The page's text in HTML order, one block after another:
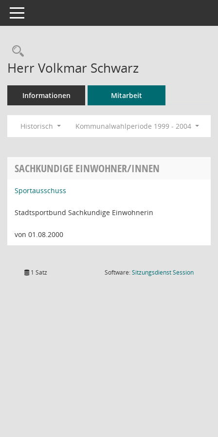
Toggle navigation
Rechercheauswahl
Herr Volkmar Schwarz
Informationen Mitarbeit
Historisch Kommunalwahlperiode 1999 - 2004
SACHKUNDIGE EINWOHNER/INNEN
Sportausschuss
Stadtsportbund Sachkundige Einwohnerin
von 01.08.2000
1 Satz Software:SitzungsdienstSession(Wird in